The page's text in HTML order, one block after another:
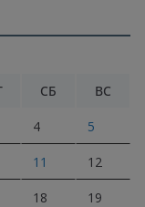
СБ ВС
4 5
11 12
18 19